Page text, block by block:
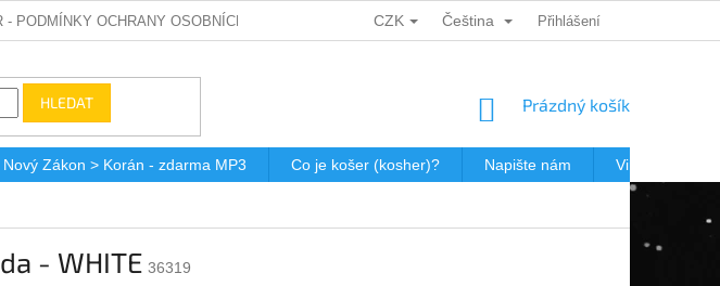
- PODMÍNKY OCHRANY OSOBNÍCH ÚDAJŮ DÁRKOVÉ KUPONY POŠTOVNÉ V JEWISHOP
CZK Čeština Přihlášení
HLEDAT
NÁKUPNÍ
Prázdný košík
Zákon > Korán - zdarma MP3 Co je košer (kosher)? Napište nám Virtualní
- WHITE 36319